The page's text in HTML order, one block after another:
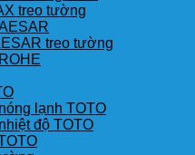
treo tường
treo tường
lạnh TOTO
độ TOTO